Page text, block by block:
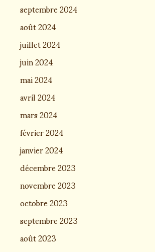
septembre 2024
août 2024
juillet 2024
juin 2024
mai 2024
avril 2024
mars 2024
février 2024
janvier 2024
décembre 2023
novembre 2023
octobre 2023
septembre 2023
août 2023